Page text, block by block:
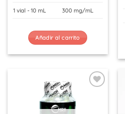
1 vial - 10 mL 300 mg/mL
Añadir al carrito